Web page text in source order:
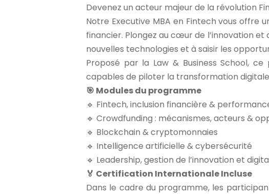
Devenez un acteur majeur de la révolution
Notre Executive MBA en Fintech vous
financier. Plongez au cœur de l’innovation
nouvelles technologies et à saisir les
Proposé par la Law & Business School,
capables de piloter la transformation
🎯 Modules du programme
🔹 Fintech, inclusion financière &
🔹 Crowdfunding : mécanismes, acteurs &
🔹 Blockchain & cryptomonnaies
🔹 Intelligence artificielle & cybersécurité
🔹 Leadership, gestion de l’innovation et
🏅 Certification Internationale Incluse
Dans le cadre du programme, les